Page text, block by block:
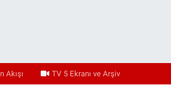
Akışı TV 5 Ekranı ve Arşiv